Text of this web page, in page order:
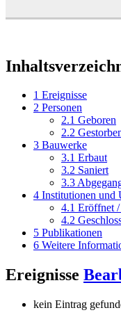
1 Ereignisse
2 Personen
2.1 Geboren
2.2
3 Bauwerke
3.1 Erbaut
3.2 Saniert
3.3
4 Institutionen und
4.1 Eröffnet
4.2
5 Publikationen
6 Weitere
Ereignisse
kein Eintrag